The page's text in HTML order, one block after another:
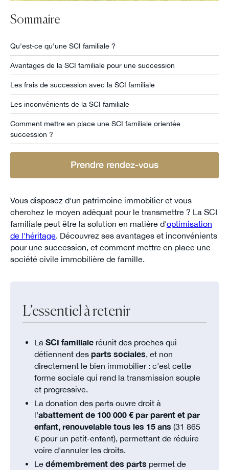
Sommaire
Qu'est-ce qu'une SCI familiale ?
Avantages de la SCI familiale pour une succession
Les frais de succession avec la SCI familiale
Les inconvénients de la SCI familiale
Comment mettre en place une SCI familiale orientée
succession ?
Prendre rendez-vous
Vous disposez d'un patrimoine immobilier et vous
cherchez le moyen adéquat pour le transmettre ? La SCI
familiale peut être la solution en matière d'optimisation
de l'héritage. Découvrez ses avantages et inconvénients
pour une succession, et comment mettre en place une
société civile immobilière de famille.
L’essentiel à retenir
LaSCI familiale réunit des proches qui
détiennent desparts sociales , et non
directement le bien immobilier : c'est cette
forme sociale qui rend la transmission souple
et progressive.
La donation des parts ouvre droit à
l'abattement de 100 000 € par parent et par
enfant, renouvelable tous les 15 ans (31 865
€ pour un petit-enfant), permettant de réduire
voire d'annuler les droits.
Ledémembrement des parts permet de